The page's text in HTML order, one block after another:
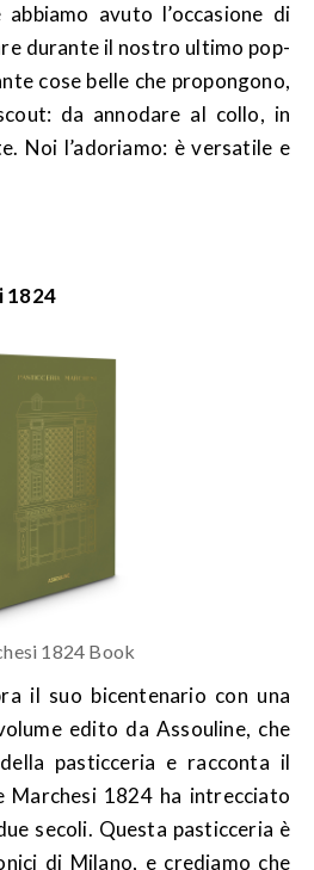
avuto l’occasione di
durante il nostro ultimo pop-
cose belle che propongono,
da annodare al collo, in
Noi l’adoriamo: è versatile e
1824
1824 Book
il suo bicentenario con una
edito da Assouline, che
pasticceria e racconta il
Marchesi 1824 ha intrecciato
secoli. Questa pasticceria è
di Milano, e crediamo che